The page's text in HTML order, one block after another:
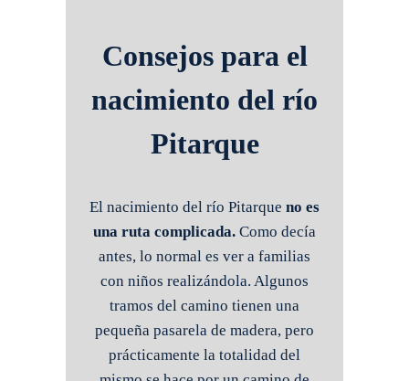
Consejos para el
nacimiento del río
Pitarque
El nacimiento del río Pitarque no es
una ruta complicada. Como decía
antes, lo normal es ver a familias
con niños realizándola. Algunos
tramos del camino tienen una
pequeña pasarela de madera, pero
prácticamente la totalidad del